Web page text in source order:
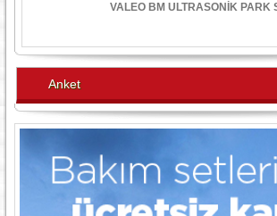
VALEO BM ULTRASONİK PARK
Anket